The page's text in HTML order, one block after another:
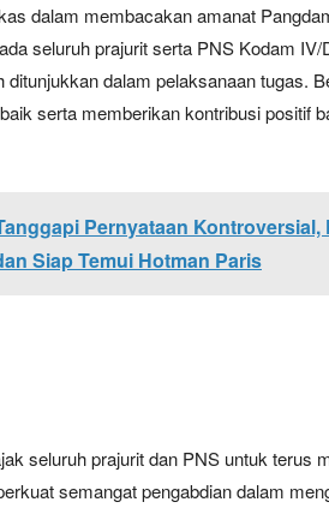
dalam membacakan amanat
seluruh prajurit serta PNS Kodam
ditunjukkan dalam pelaksanaan tugas.
serta memberikan kontribusi positif
Pernyataan
Siap Temui Hotman Paris
seluruh prajurit dan PNS untuk terus
semangat pengabdian dalam